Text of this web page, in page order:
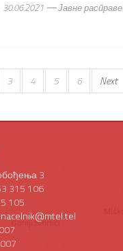
30.06.2021 Јавне расправе
3 4 5 6 Next
3
315 106
105